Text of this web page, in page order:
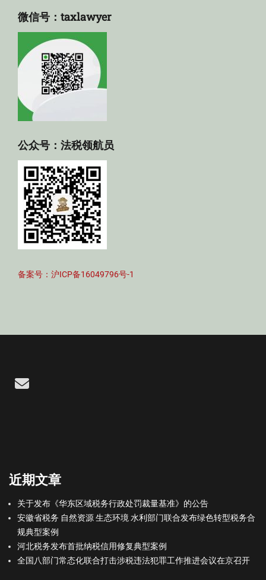
微信号：taxlawyer
公众号：法税领航员
备案号：沪ICP备16049796号-1
Email
近期文章
关于发布《华东区域税务行政处罚裁量基准》的公告
安徽省税务 自然资源 生态环境 水利部门联合发布绿色转型税务合
规典型案例
河北税务发布首批纳税信用修复典型案例
全国八部门常态化联合打击涉税违法犯罪工作推进会议在京召开